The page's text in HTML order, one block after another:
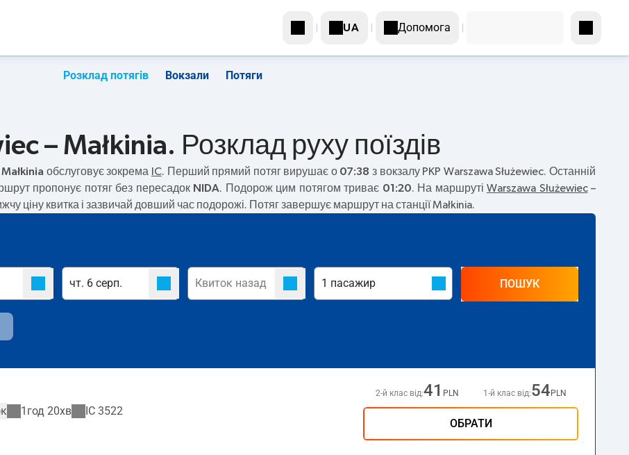
UA Допомога
Розклад потягів Вокзали Потяги
– Małkinia. Розклад руху поїздів
обслуговує зокрема IC. Перший прямий потяг вирушає о 07:38 з вокзалу PKP Warszawa Służewiec. Останній
пропонує потяг без пересадок NIDA. Подорож цим потягом триває 01:20. На маршруті Warszawa Służewiec–
ціну квитка і зазвичай довший час подорожі. Потяг завершує маршрут на станції Małkinia.
ПОШУК
1год 20хв IC 3522
2-й клас від:41 PLN 1-й клас від:54 PLN
ОБРАТИ